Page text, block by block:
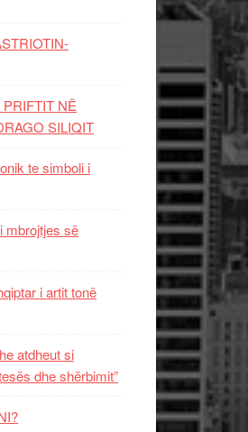
NË
SILIQIT
te simboli i
mbrojtjes së
i artit tonë
atdheut si
dhe shërbimit”